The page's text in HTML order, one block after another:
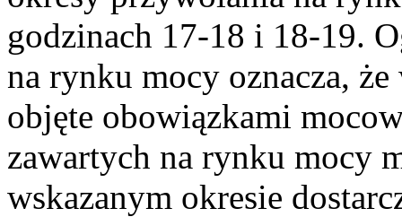
godzinach 17-18 i 18-19.
na rynku mocy oznacza,
objęte obowiązkami
zawartych na rynku mocy
wskazanym okresie